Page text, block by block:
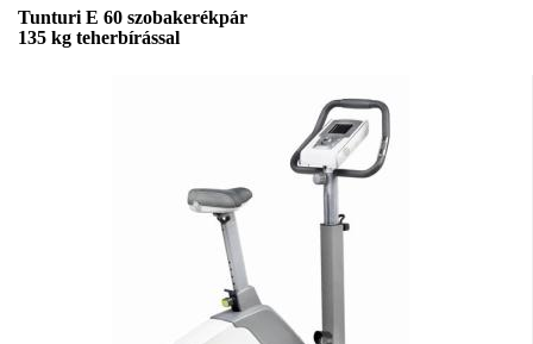
Tunturi E 60 szobakerékpár
135 kg teherbírással